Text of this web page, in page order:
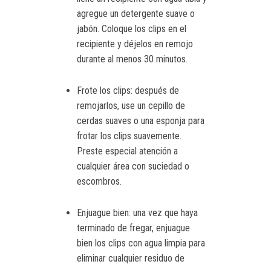
agregue un detergente suave o
jabón. Coloque los clips en el
recipiente y déjelos en remojo
durante al menos 30 minutos.
Frote los clips: después de
remojarlos, use un cepillo de
cerdas suaves o una esponja para
frotar los clips suavemente.
Preste especial atención a
cualquier área con suciedad o
escombros.
Enjuague bien: una vez que haya
terminado de fregar, enjuague
bien los clips con agua limpia para
eliminar cualquier residuo de